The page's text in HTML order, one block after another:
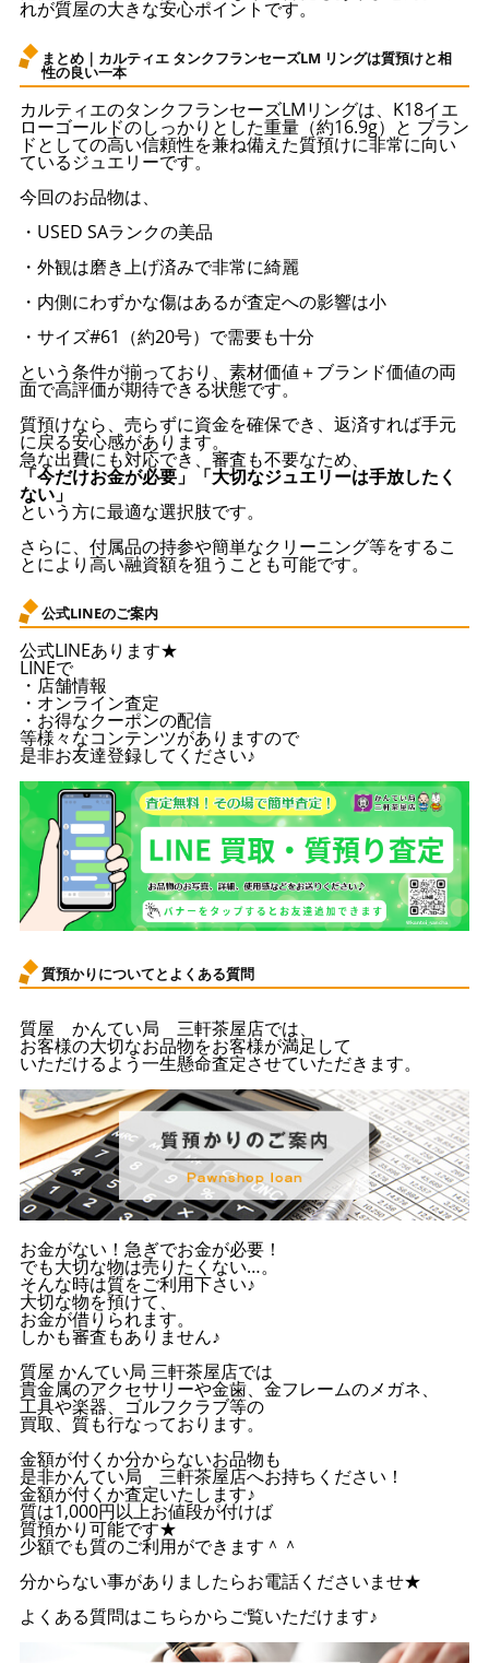
れが質屋の大きな安心ポイントです。
まとめ｜カルティエ タンクフランセーズLM リングは質預けと相
性の良い一本
カルティエのタンクフランセーズLMリングは、K18イエ
ローゴールドのしっかりとした重量（約16.9g）と ブラン
ドとしての高い信頼性を兼ね備えた質預けに非常に向い
ているジュエリーです。
今回のお品物は、
・USED SAランクの美品
・外観は磨き上げ済みで非常に綺麗
・内側にわずかな傷はあるが査定への影響は小
・サイズ#61（約20号）で需要も十分
という条件が揃っており、素材価値＋ブランド価値の両
面で高評価が期待できる状態です。
質預けなら、売らずに資金を確保でき、返済すれば手元
に戻る安心感があります。
急な出費にも対応でき、審査も不要なため、
「今だけお金が必要」「大切なジュエリーは手放したく
ない」
という方に最適な選択肢です。
さらに、付属品の持参や簡単なクリーニング等をするこ
とにより高い融資額を狙うことも可能です。
公式LINEのご案内
公式LINEあります★
LINEで
・店舗情報
・オンライン査定
・お得なクーポンの配信
等様々なコンテンツがありますので
是非お友達登録してください♪
質預かりについてとよくある質問
質屋 かんてい局 三軒茶屋店では、
お客様の大切なお品物をお客様が満足して
いただけるよう一生懸命査定させていただきます。
お金がない！急ぎでお金が必要！
でも大切な物は売りたくない…。
そんな時は質をご利用下さい♪
大切な物を預けて、
お金が借りられます。
しかも審査もありません♪
質屋 かんてい局 三軒茶屋店では
貴金属のアクセサリーや金歯、金フレームのメガネ、
工具や楽器、ゴルフクラブ等の
買取、質も行なっております。
金額が付くか分からないお品物も
是非かんてい局 三軒茶屋店へお持ちください！
金額が付くか査定いたします♪
質は1,000円以上お値段が付けば
質預かり可能です★
少額でも質のご利用ができます＾＾
分からない事がありましたらお電話くださいませ★
よくある質問はこちらからご覧いただけます♪